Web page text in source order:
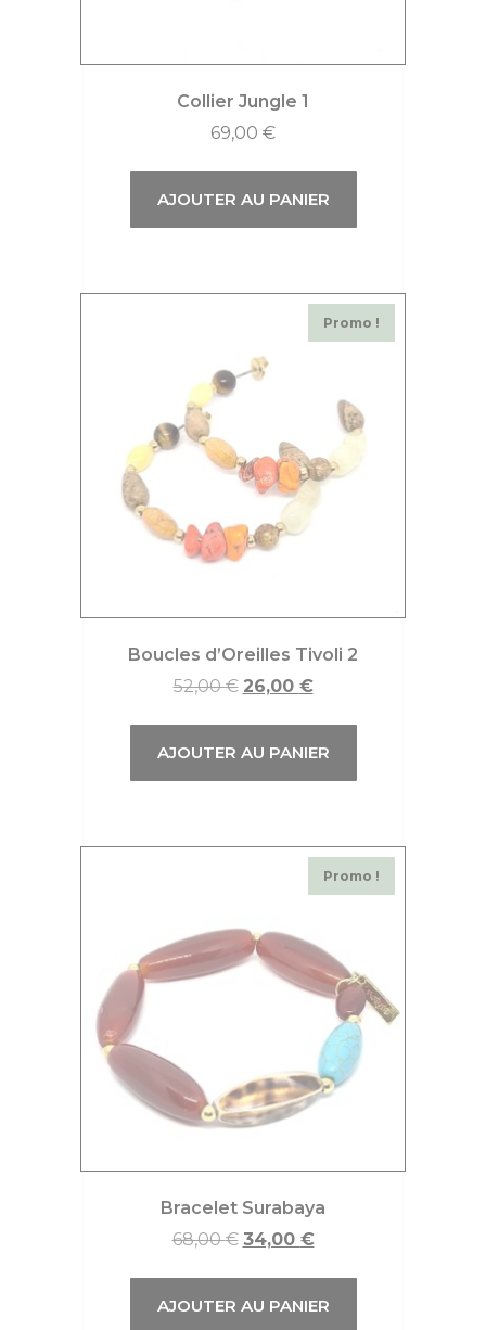
Collier Jungle 1
69,00 €
AJOUTER AU PANIER
Promo !
Boucles d’Oreilles Tivoli 2
52,00€ 26,00 €
AJOUTER AU PANIER
Promo !
Bracelet Surabaya
68,00€ 34,00 €
AJOUTER AU PANIER